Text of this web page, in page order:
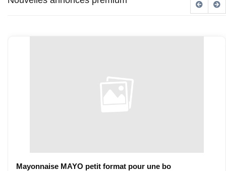
Mayonnaise MAYO petit format pour une bo